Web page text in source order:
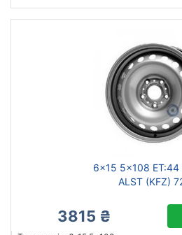
6x15 5x108 ET:44
ALST (KFZ)
3815 ₴